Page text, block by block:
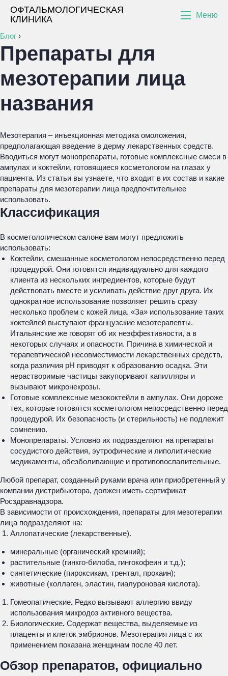
ОФТАЛЬМОЛОГИЧЕСКАЯ
КЛИНИКА
Меню
Блог ›
Препараты для
мезотерапии лица
названия
Мезотерапия – инъекционная методика омоложения,
предполагающая введение в дерму лекарственных средств.
Вводиться могут монопрепараты, готовые комплексные смеси в
ампулах и коктейли, готовящиеся косметологом на глазах у
пациента. Из статьи вы узнаете, что входит в их состав и какие
препараты для мезотерапии лица предпочтительнее
использовать.
Классификация
В косметологическом салоне вам могут предложить
использовать:
Коктейли, смешанные косметологом непосредственно перед
процедурой. Они готовятся индивидуально для каждого
клиента из нескольких ингредиентов, которые будут
действовать вместе и усиливать действие друг друга. Их
однократное использование позволяет решить сразу
несколько проблем с кожей лица. «За» использование таких
коктейлей выступают французские мезотерапевты.
Итальянские же говорят об их неэффективности, а в
некоторых случаях и опасности. Причина в химической и
терапевтической несовместимости лекарственных средств,
когда различия pH приводят к образованию осадка. Эти
нерастворимые частицы закупоривают капилляры и
вызывают микронекрозы.
Готовые комплексные мезококтейли в ампулах. Они дороже
тех, которые готовятся косметологом непосредственно перед
процедурой. Их безопасность (и стерильность) не подлежит
сомнению.
Монопрепараты. Условно их подразделяют на препараты
сосудистого действия, эутрофические и липолитические
медикаменты, обезболивающие и противовоспалительные.
Любой препарат, созданный руками врача или приобретенный у
компании дистрибьютора, должен иметь сертификат
Росздравнадзора.
В зависимости от происхождения, препараты для мезотерапии
лица подразделяют на:
Аллопатические (лекарственные).
минеральные (органический кремний);
растительные (гинкго-билоба, гингокофеин и т.д.);
синтетические (пироксикам, трентал, прокаин);
животные (коллаген, эластин, гиалуроновая кислота).
Гомеопатические. Редко вызывают аллергию ввиду
использования микродоз активного вещества.
Биологические. Содержат вещества, выделяемые из
плаценты и клеток эмбрионов. Мезотерапия лица с их
применением показана женщинам после 40 лет.
Обзор препаратов, официально